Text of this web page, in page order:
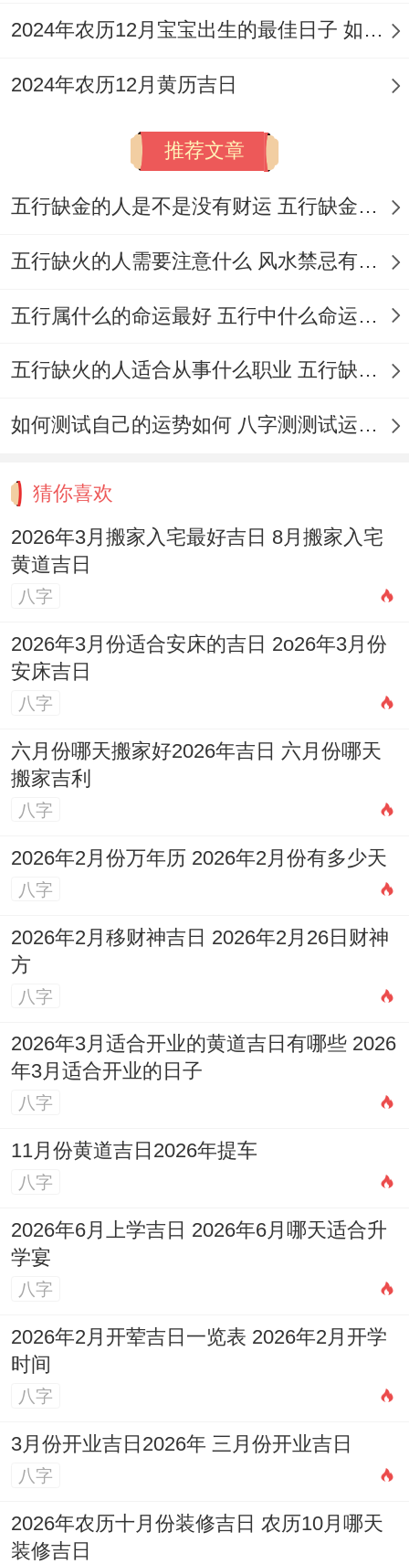
冲煞：冲羊煞东
适合人群:此日特别适合新婚夫妇搬入新居,
拆开看:此日「开日」，有开创、开始之意，
意。
6.日期:2026年3月22日
（星期日，农历二月初四）
宜
:嫁娶、祭祀、开光、祈福、求嗣、出行、
修造、安门、挂匾、纳财、扫舍。
忌:动土、伐木、安葬、行丧
适合人群
除、布置新房并举行入宅仪式，寓意纳财纳
福。
研究 ：此日天德黄道。虽位黑道日，但宜于
整洁;财运亨通！属牛者不宜。
7.日期:2026年3月23日
（星期一，农历二月初五）
宜：嫁娶、开光、祭祀、祈福、求嗣、出
行、出火、入宅、移徙、解除、栽种、伐
木、破土、谢土、安葬。
忌 ：开市、交易、作灶、纳财、上梁、安
床、盖屋、造船。
适合人群
:适合得远行后归来入住，或需要解
找原因
：此日有「解除」之意 寓意破除旧日
合！属虎者慎用。
8.【日期】2026年3月28日
（星期六，农历二月初十）
宜 ：嫁娶、订盟、纳采、祭祀、祈福、出
行、修造、动土、移徙、入宅、破土、出
火、安门、安床、上梁、立碑、移柩。
忌 :开市、交易、合帐、安葬
适合人群：适合需要进交盒屋改造、安门、
2024年农历12月宝宝出生的最佳日子 如何挑选适合的吉日
2024年农历12月黄历吉日
推荐文章
五行缺金的人是不是没有财运 五行缺金的人命运好不好
五行缺火的人需要注意什么 风水禁忌有哪些
五行属什么的命运最好 五行中什么命运势旺盛
五行缺火的人适合从事什么职业 五行缺火的人适合从事的职业有哪些
如何测试自己的运势如何 八字测测试运运程
猜你喜欢
2026年3月搬家入宅最好吉日 8月搬家入宅
黄道吉日
八字
2026年3月份适合安床的吉日 2o26年3月份
安床吉日
八字
六月份哪天搬家好2026年吉日 六月份哪天
搬家吉利
八字
2026年2月份万年历 2026年2月份有多少天
八字
2026年2月移财神吉日 2026年2月26日财神
方
八字
2026年3月适合开业的黄道吉日有哪些 2026
年3月适合开业的日子
八字
11月份黄道吉日2026年提车
八字
2026年6月上学吉日 2026年6月哪天适合升
学宴
八字
2026年2月开荤吉日一览表 2026年2月开学
时间
八字
3月份开业吉日2026年 三月份开业吉日
八字
2026年农历十月份装修吉日 农历10月哪天
装修吉日